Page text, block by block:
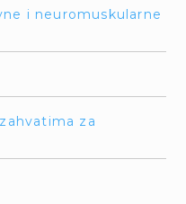
i neuromuskularne
za